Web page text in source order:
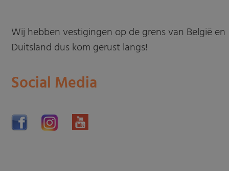
Wij hebben vestigingen op de grens van België en
Duitsland dus kom gerust langs!
Social Media